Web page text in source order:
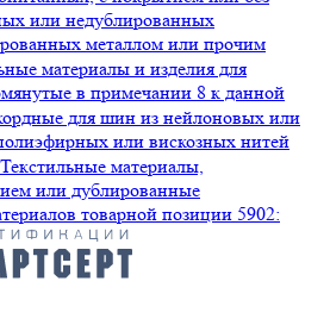
или недублированных
металлом или прочим
материалы и изделия для
в примечании 8 к данной
для шин из нейлоновых или
или вискозных нитей
Текстильные материалы,
или дублированные
товарной позиции 5902: